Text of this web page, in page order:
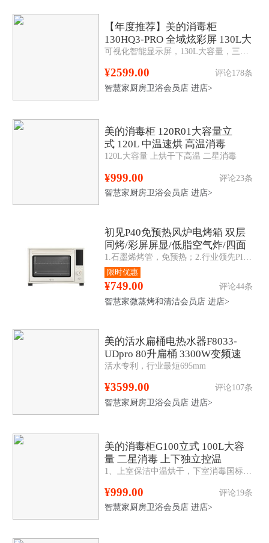
【年度推荐】美的消毒柜
130HQ3-PRO 全域炫彩屏 130L大
容量 三门三抽
¥2599.00
评论178条
智慧家厨房卫浴会员店 进店>
美的消毒柜 120R01大容量立
式 120L 中温速烘 高温消毒
120L大容量 上烘干下高温 二星消毒
¥999.00
评论23条
智慧家厨房卫浴会员店 进店>
初见P40免预热风炉电烤箱 双层
同烤/彩屏屏显/低脂空气炸/四面
搪瓷 PT4030W
限时优惠
¥749.00
评论44条
智慧家微蒸烤和清洁会员店 进店>
美的活水扁桶电热水器F8033-
UDpro 80升扁桶 3300W变频速
热 一级能效
活水专利，行业最短695mm
¥3599.00
评论107条
智慧家厨房卫浴会员店 进店>
美的消毒柜G100立式 100L大容
量 二星消毒 上下独立控温
¥999.00
评论19条
智慧家厨房卫浴会员店 进店>